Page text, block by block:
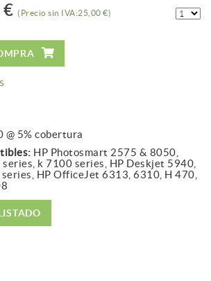
€ (Precio sin IVA:25,00 €)
@ 5% cobertura
HP Photosmart 2575 & 8050,
k 7100 series, HP Deskjet 5940,
HP OfficeJet 6313, 6310, H 470,